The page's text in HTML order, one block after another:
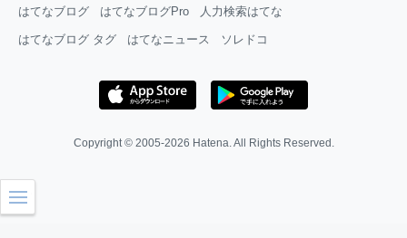
はてなブログ はてなブログPro 人力検索はてな
はてなブログ タグ はてなニュース ソレドコ
Copyright © 2005-2026 Hatena. All Rights Reserved.